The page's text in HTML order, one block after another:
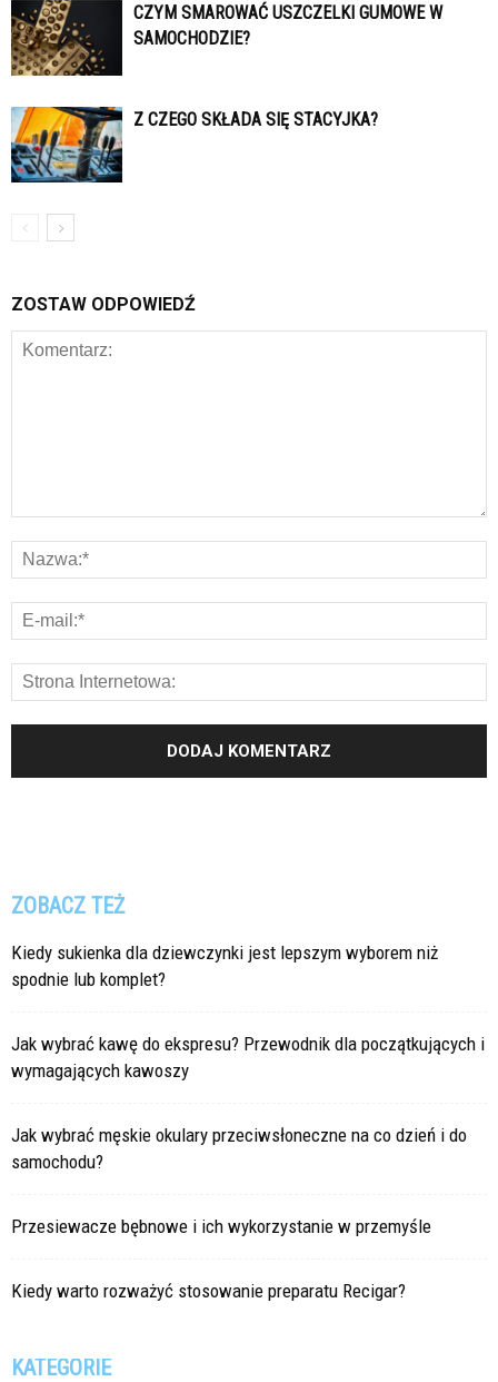
CZYM SMAROWAĆ USZCZELKI GUMOWE W
SAMOCHODZIE?
Z CZEGO SKŁADA SIĘ STACYJKA?
ZOSTAW ODPOWIEDŹ
ZOBACZ TEŻ
Kiedy sukienka dla dziewczynki jest lepszym wyborem niż
spodnie lub komplet?
Jak wybrać kawę do ekspresu? Przewodnik dla początkujących i
wymagających kawoszy
Jak wybrać męskie okulary przeciwsłoneczne na co dzień i do
samochodu?
Przesiewacze bębnowe i ich wykorzystanie w przemyśle
Kiedy warto rozważyć stosowanie preparatu Recigar?
KATEGORIE